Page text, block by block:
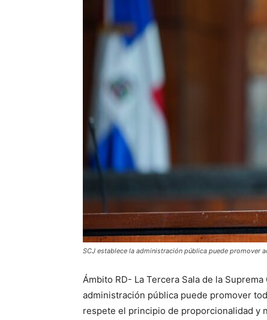
SCJ establece la administración pública puede promover
Ámbito RD- La Tercera Sala de la
administración pública puede promover
respete el principio de proporcionalidad y